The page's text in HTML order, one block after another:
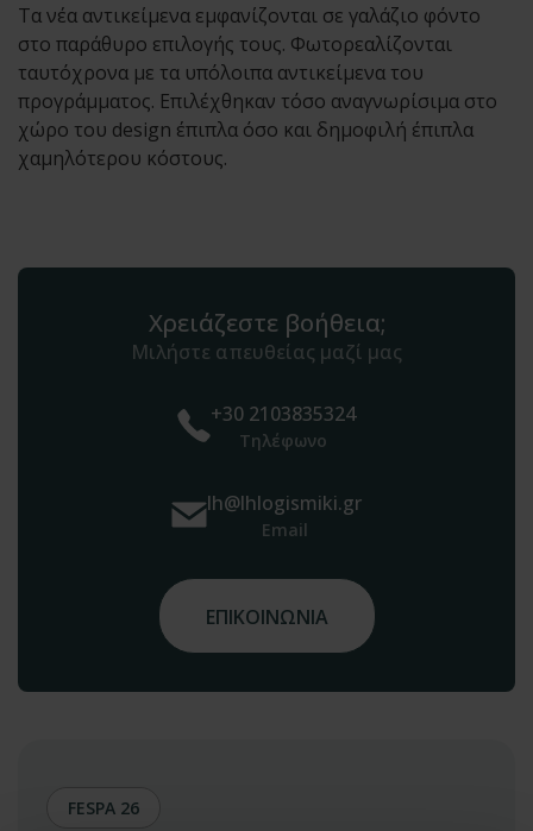
Τα νέα αντικείμενα εμφανίζονται σε γαλάζιο φόντο
στο παράθυρο επιλογής τους. Φωτορεαλίζονται
ταυτόχρονα με τα υπόλοιπα αντικείμενα του
προγράμματος. Επιλέχθηκαν τόσο αναγνωρίσιμα στο
χώρο του design έπιπλα όσο και δημοφιλή έπιπλα
χαμηλότερου κόστους.
Χρειάζεστε βοήθεια;
Μιλήστε απευθείας μαζί μας
+30 2103835324
Τηλέφωνο
lh@lhlogismiki.gr
Email
ΕΠΙΚΟΙΝΩΝΙΑ
FESPA 26